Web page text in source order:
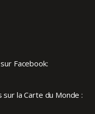
Facebook:
la Carte du Monde :